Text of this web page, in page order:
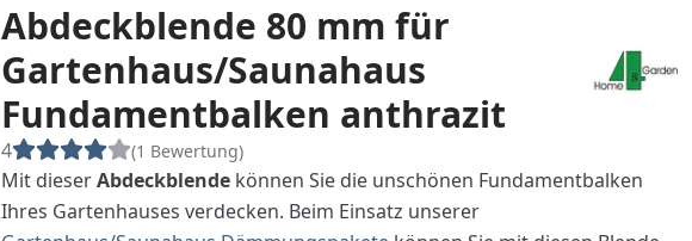
Abdeckblende 80 mm für
Gartenhaus/Saunahaus
Fundamentbalken anthrazit
4 (1 Bewertung)
Mit dieserAbdeckblende können Sie die unschönen Fundamentbalken
Ihres Gartenhauses verdecken. Beim Einsatz unserer